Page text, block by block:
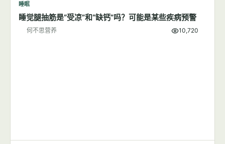
睡眠
睡觉腿抽筋是“受凉”和“缺钙”吗？可能是某些疾病预警
何不思营养 10,720